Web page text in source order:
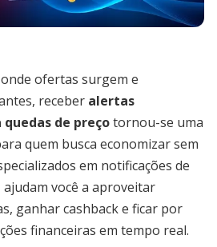
ofertas surgem e
receber alertas
de preçotornou-se uma
quem busca economizar sem
em notificações de
você a aproveitar
ganhar cashback e ficar por
financeiras em tempo real.